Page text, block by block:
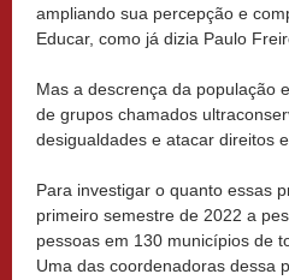
ampliando sua percepção e
Educar, como já dizia Paulo
Mas a descrença da população
de grupos chamados
desigualdades e atacar direitos
Para investigar o quanto essas
primeiro semestre de 2022 a
pessoas em 130 municípios de
Uma das coordenadoras dessa